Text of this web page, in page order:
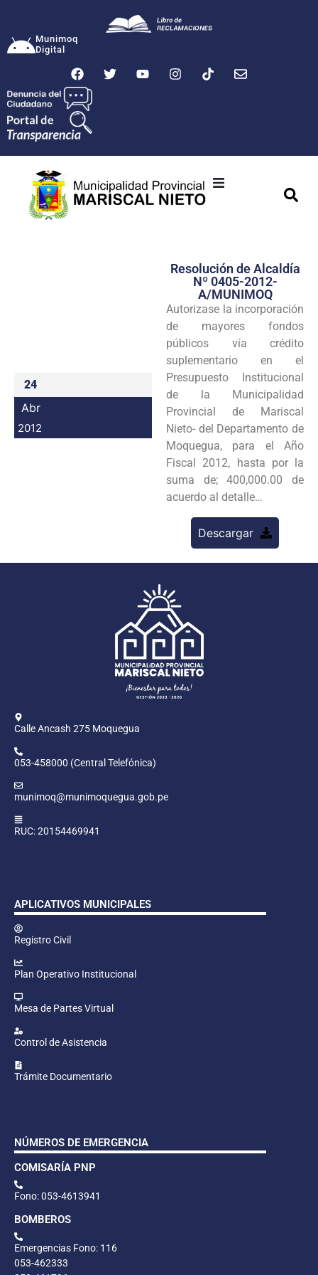
Munimoq
Digital
Transparencia
Seguridad
Programas
Intranet
24
Abr
2012
Resolución de Alcaldía
Nº 0405-2012-
A/MUNIMOQ
Autorizase la incorporación
de mayores fondos
públicos vía crédito
suplementario en el
Presupuesto Institucional
de la Municipalidad
Provincial de Mariscal
Nieto- del Departamento de
Moquegua, para el Año
Fiscal 2012, hasta por la
suma de; 400,000.00 de
acuerdo al detalle…
Descargar
Calle Ancash 275 Moquegua
053-458000 (Central Telefónica)
munimoq@munimoquegua.gob.pe
RUC: 20154469941
APLICATIVOS MUNICIPALES
Registro Civil
Plan Operativo Institucional
Mesa de Partes Virtual
Control de Asistencia
Trámite Documentario
NÚMEROS DE EMERGENCIA
COMISARÍA PNP
Fono: 053-4613941
BOMBEROS
Emergencias Fono: 116
053-462333